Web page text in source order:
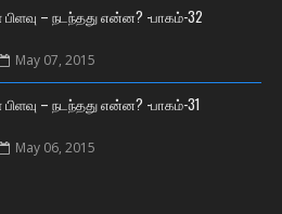
பிளவு – நடந்தது என்ன? -பாகம்-32
May 07, 2015
பிளவு – நடந்தது என்ன? -பாகம்-31
May 06, 2015